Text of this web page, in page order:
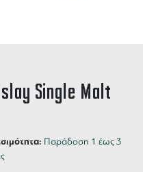
Single Malt
Παράδοση 1 έως 3